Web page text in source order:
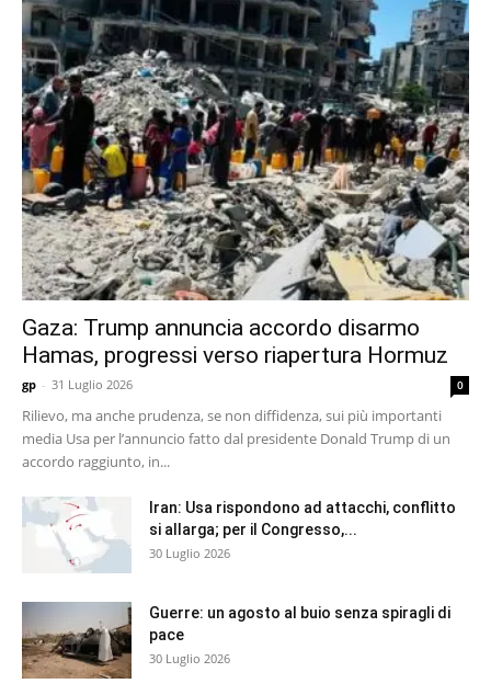
Gaza: Trump annuncia accordo disarmo
Hamas, progressi verso riapertura Hormuz
gp - 31 Luglio 2026 0
Rilievo, ma anche prudenza, se non diffidenza, sui più importanti
media Usa per l’annuncio fatto dal presidente Donald Trump di un
accordo raggiunto, in...
Iran: Usa rispondono ad attacchi, conflitto
si allarga; per il Congresso,...
30 Luglio 2026
Guerre: un agosto al buio senza spiragli di
pace
30 Luglio 2026